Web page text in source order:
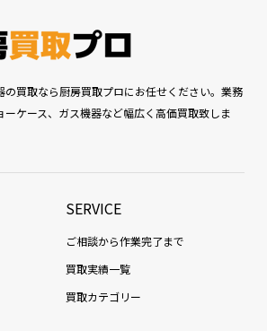
の買取なら厨房買取プロにお任せください。業務
ーケース、ガス機器など幅広く高価買取致しま
SERVICE
ご相談から作業完了まで
買取実績一覧
買取カテゴリー